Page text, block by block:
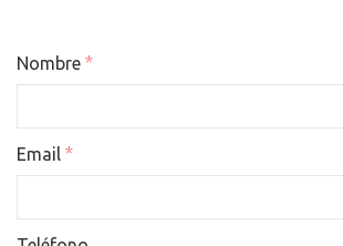
Nombre *
Email *